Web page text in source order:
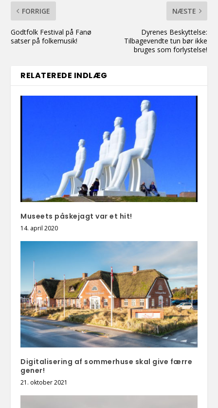
FORRIGE
Godtfolk Festival på Fanø
satser på folkemusik!
NÆSTE
Dyrenes Beskyttelse:
Tilbagevendte tun bør ikke
bruges som forlystelse!
RELATEREDE INDLÆG
Museets påskejagt var et hit!
14. april 2020
Digitalisering af sommerhuse skal give færre
gener!
21. oktober 2021